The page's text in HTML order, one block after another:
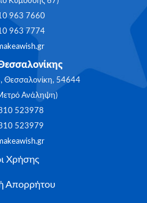
963 7660
963 7774
Θεσσαλονίκη, 54644
Ανάληψη)
523978
523979
Χρήσης
Απορρήτου